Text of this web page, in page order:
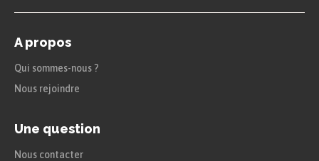
A propos
Qui sommes-nous ?
Nous rejoindre
Une question
Nous contacter